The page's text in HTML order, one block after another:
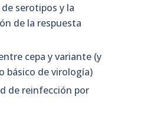
serotipos y la
de la respuesta
cepa y variante (y
básico de virología)
de reinfección por